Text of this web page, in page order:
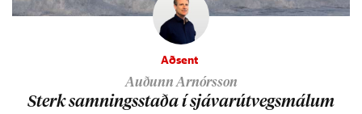
Aðsent
Auðunn Arnórsson
Sterk samn­ings­staða í sjáv­ar­út­vegs­mál­um